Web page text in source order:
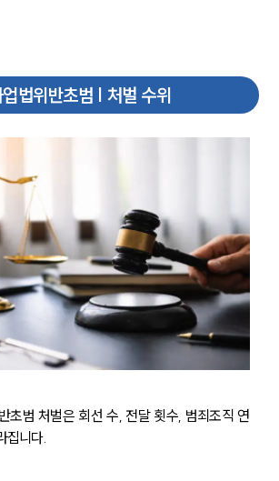
법위반초범 | 처벌 수위
초범 처벌은 회선 수, 전달 횟수, 범죄조직 연
집니다.